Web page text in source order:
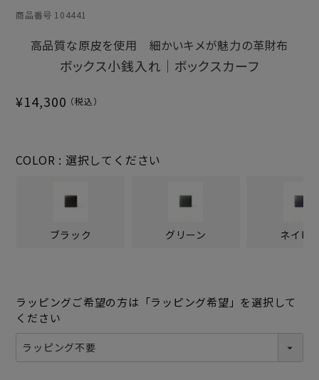
商品番号 104441
高品質な原皮を使用 細かいキメが魅力の革財布
ボックス小銭入れ｜ボックスカーフ
¥14,300
COLOR 選択してください
ブラック グリーン ネイビ
ラッピングご希望の方は「ラッピング希望」を選択して
ください